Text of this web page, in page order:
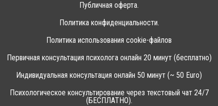
Публичная оферта.
Политика конфиденциальности.
Политика использования cookie-файлов
Первичная консультация психолога онлайн 20 минут (бесплатно)
Индивидуальная консультация онлайн 50 минут (~ 50 Euro)
Психологическое консультирование через текстовый чат 24/7
(БЕСПЛАТНО).